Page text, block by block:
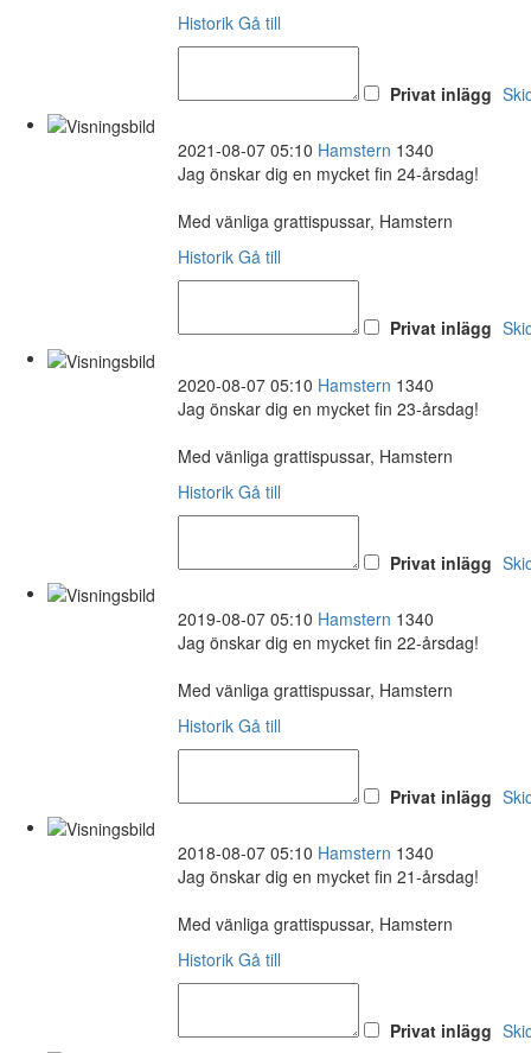
Historik Gå till
Privat inlägg
2021-08-07 05:10 Hamstern 1340
Jag önskar dig en mycket fin 24-årsdag!
Med vänliga grattispussar, Hamstern
Historik Gå till
Privat inlägg
2020-08-07 05:10 Hamstern 1340
Jag önskar dig en mycket fin 23-årsdag!
Med vänliga grattispussar, Hamstern
Historik Gå till
Privat inlägg
2019-08-07 05:10 Hamstern 1340
Jag önskar dig en mycket fin 22-årsdag!
Med vänliga grattispussar, Hamstern
Historik Gå till
Privat inlägg
2018-08-07 05:10 Hamstern 1340
Jag önskar dig en mycket fin 21-årsdag!
Med vänliga grattispussar, Hamstern
Historik Gå till
Privat inlägg